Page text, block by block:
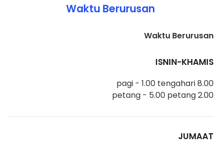
Waktu Berurusan
Waktu Berurusan
ISNIN-KHAMIS
8.00 pagi - 1.00 tengahari
2.00 petang - 5.00 petang
JUMAAT